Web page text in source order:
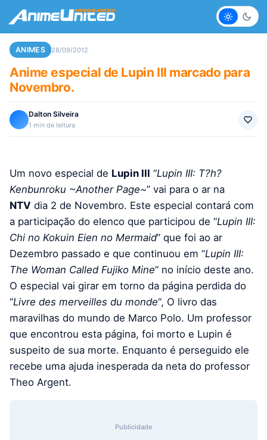
Claro
ANIMES 28/09/2012
Anime especial de Lupin III marcado para
Novembro.
Dalton Silveira
1 min de leitura
Um novo especial de Lupin III “Lupin III: T?h?
Kenbunroku ~Another Page~” vai para o ar na
NTV dia 2 de Novembro. Este especial contará com
a participação do elenco que participou de “Lupin III:
Chi no Kokuin Eien no Mermaid” que foi ao ar
Dezembro passado e que continuou em “Lupin III:
The Woman Called Fujiko Mine” no início deste ano.
O especial vai girar em torno da página perdida do
“Livre des merveilles du monde“, O livro das
maravilhas do mundo de Marco Polo. Um professor
que encontrou esta página, foi morto e Lupin é
suspeito de sua morte. Enquanto é perseguido ele
recebe uma ajuda inesperada da neta do professor
Theo Argent.
Publicidade